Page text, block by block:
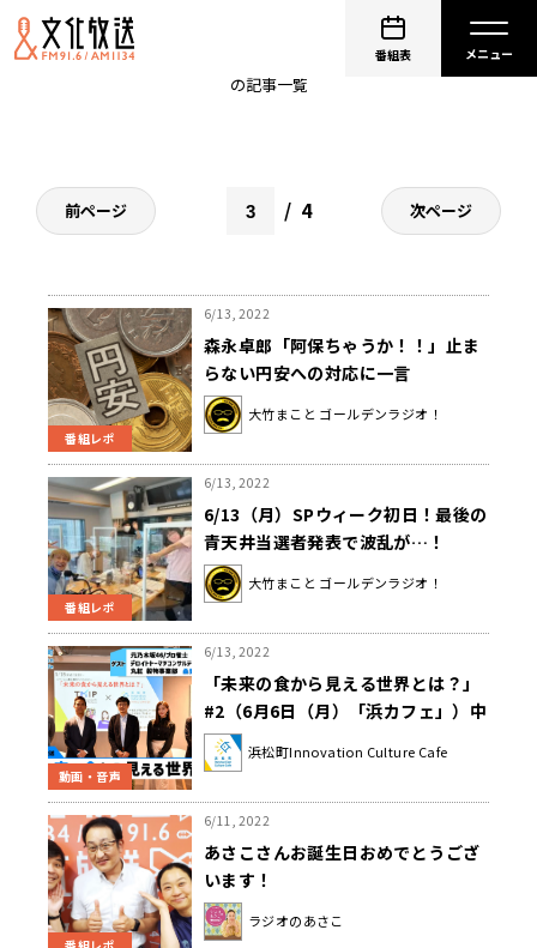
番組表
の記事一覧
前ページ 4 次ページ
番組レポ
6/13, 2022
森永卓郎「阿保ちゃうか！！」止ま
らない円安への対応に一言
大竹まこと ゴールデンラジオ！
番組レポ
6/13, 2022
6/13（月）SPウィーク初日！最後の
青天井当選者発表で波乱が…！
大竹まこと ゴールデンラジオ！
動画・音声
6/13, 2022
「未来の食から見える世界とは？」
#2（6月6日（月）「浜カフェ」）中
田花奈（元乃木坂46/プロ雀士） 坂
口直樹（デロイトトーマツコンサル
取締役COO）
浜松町Innovation Culture Cafe
6/11, 2022
あさこさんお誕生日おめでとうござ
います！
ラジオのあさこ